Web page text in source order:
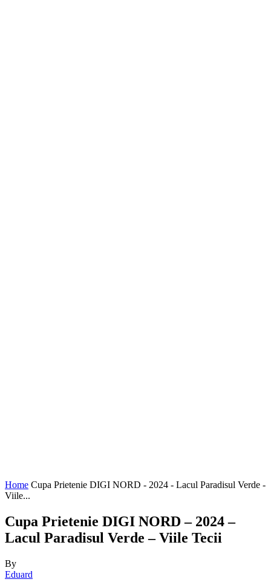
Home Cupa Prietenie DIGI NORD - 2024 - Lacul Paradisul Verde -
Viile...
Cupa Prietenie DIGI NORD – 2024 –
Lacul Paradisul Verde – Viile Tecii
By
Eduard